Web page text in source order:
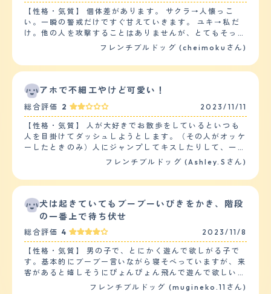
りない日の夕方以降からはかまって吠えがみられることが
あります。家の物を荒らすこともなく、トイレトレーニン
グをしっかりしていれば困ることはないです。 【しつけ
やすさ】 1ヶ月程度のトイレトレーニングで、80%のトイ
レは成功しましたが食糞はなかなかやめてもらえませんで
の散歩でちょうどいいです。体力がついてくる散歩距離を
伸ばします。 【お手入れ】 毛は短いためトリミングに連
れて行ったことはありません。しかし、換毛期に入ると抜
け毛が1ヶ月程度続き、掃除をかけた側から毛が抜けてい
きます。ブラッシングは毎日必須です。 中耳炎になった
ことはありますが、治療し清潔を保つように気をつけてか
らは一度も再発したことはありません。チェリーアイにな
りやすい犬種なので、目を掻いて傷ができてしまい目薬を
必要になったこともあります。2週間程度の目薬治療で完
ですが、吠えるときは普通にうるさいです。部屋の窓を閉
し)。構って吠えが多く、外の音や訪問者にはほとんど吠
えることはありません。お留守番でも大人しくしていま
に見えて可愛いです。表情も分かりやすく人間味がありま
す。 出会いはペットショップです。他の子吠えているな
かスヤスヤ寝ているのが印象的です。 共働きのため、お
留守番ができるのか不安でした。夜勤で最高17時間お留
守番がありましたが、自動餌やり機やペットカメラを導入
し問題なく過ごせました。しかし、長時間のお留守番は可
【性格・気質】 個体差があります。 サクラ→人懐っこ
い。一瞬の警戒だけですぐ甘えていきます。 ユキ→私だ
け。他の人を攻撃することはありませんが、とてもそっけ
ないです。 サクラ→コマンド入りやすい。基本的なこと
にも子供にもフレンドリー。ちょっとイヤなことをされて
嫌い、子供も得意じゃない。自分の範囲内には絶対に入っ
て来て欲しくないようです。 【健康・寿命】 幸いなこと
に２匹とも健康で特に悩まされるようなことは今まであり
ませんでした。 ただ、ユキは大丈夫なのですが、サクラ
が体系的に詰まった子なので、暑さや興奮などで呼吸が大
変なことになるので気をつけています。 【運動の頻度】
普段はリードを付けてのお散歩には行っていません。自宅
の敷地が広いため、私の外作業時に一緒に出てフリーで遊
が家を空ける時はハウスしています。夏場のみサクラだけ
涼しい場所に自分で移動出来るようフリーでいます。
【毛の手入れ・シャンプー回数】 短毛です。 ユキは、毛
量少なめで汚れや臭いもあまりありません。シャンプーも
どんなシャンプーでも特に問題ないようです。お耳のお手
入れをしても通常汚れで特に問題ないようです。 サクラ
は毛がとても密です。皮膚の汚れや臭いもユキよりありま
す。シャンプーはノルバサンシャンプーなどを使っていま
す。時には沐浴をして皮膚トラブル防止します。お耳のお
手入れもきちんとしないとユキより汚れています。お手入
フレンチブルドッグ (cheimokuさん)
アホで不細工やけど可愛い！
総合評価 2 2023/11/11
【性格・気質】 人が大好きでお散歩をしているといつも
人を目掛けてダッシュしようとします。（その人がオッケ
ーしたときのみ）人にジャンプしてキスしたりして、一度
その人に撫でてもらったりするとなかなか離れようとしま
噛んだ事が一度もなく、子供や他の犬とも相性が良いで
の前ではしっかりリードを持って監視が必要です。物覚え
は悪く、お手やお座りを覚えさせるまでに100回以上くり
です。 【健康・寿命】 フレンチブルドッグは皮膚が弱い
事で知られています。アレルギーにならない為に、ドッグ
フードとおやついつも同じものをあげています。最近シャ
ンプーを変えるとその日から皮膚にブツブツが出来てしま
いました。アレルギーには細心の注意が必要です。 【運
動の頻度】 一日のほとんどを寝て過ごしています。寒暖
フレンチブルドッグ (Ashley.Sさん)
犬は起きていてもブーブーいびきをかき、階段
の一番上で待ち伏せ
総合評価 4 2023/11/8
【性格・気質】 男の子で、とにかく遊んで欲しがる子で
す。基本的にブーブー言いながら寝そべっていますが、来
客があると嬉しそうにぴょんぴょん飛んで遊んで欲しいア
ピールをします。トイレに行きたくなったときしか吠えま
フレンチブルドッグ (mugineko.11さん)